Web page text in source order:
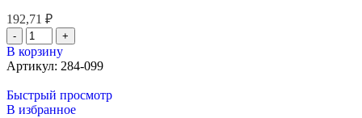
192,71 ₽
В корзину
Артикул: 284-099
Быстрый просмотр
В избранное